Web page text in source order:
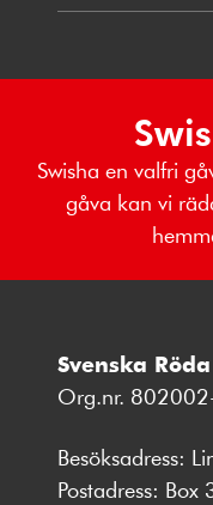
Swisha en valfri
gåva kan vi
Svenska
Org.nr.
Besöksadress:
Postadress: